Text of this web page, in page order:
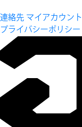
連絡先 マイアカウント
プライバシーポリシー